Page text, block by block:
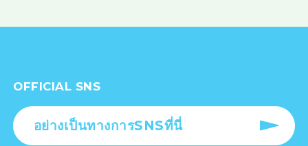
OFFICIAL SNS
อย่างเป็นทางการSNSที่นี่